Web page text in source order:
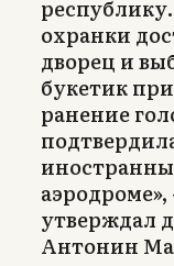
охранки
дворец и
букетик
ранение
утверждал
Антонин